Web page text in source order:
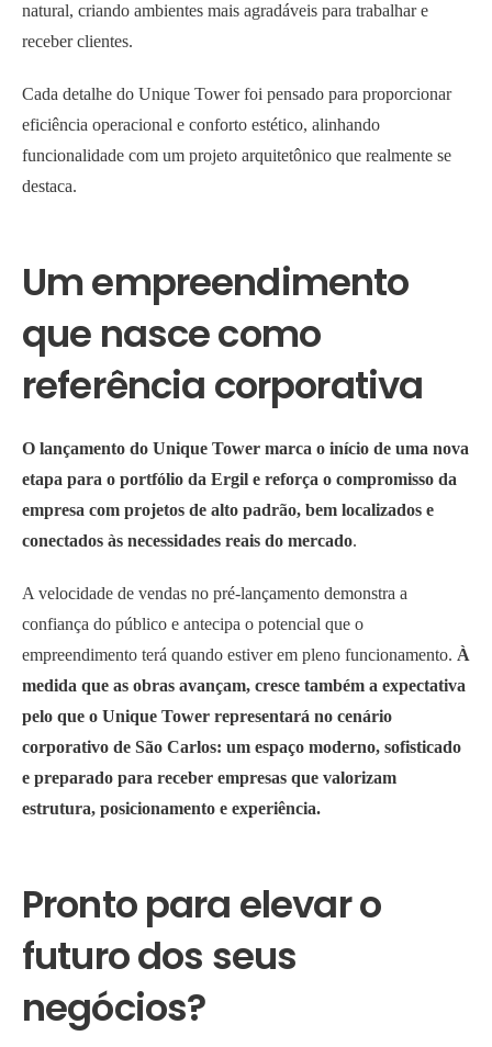
natural, criando ambientes mais agradáveis para trabalhar e
receber clientes.
Cada detalhe do Unique Tower foi pensado para proporcionar
eficiência operacional e conforto estético, alinhando
funcionalidade com um projeto arquitetônico que realmente se
destaca.
Um empreendimento
que nasce como
referência corporativa
O lançamento do Unique Tower marca o início de uma nova
etapa para o portfólio da Ergil e reforça o compromisso da
empresa com projetos de alto padrão, bem localizados e
conectados às necessidades reais do mercado.
A velocidade de vendas no pré-lançamento demonstra a
confiança do público e antecipa o potencial que o
empreendimento terá quando estiver em pleno funcionamento. À
medida que as obras avançam, cresce também a expectativa
pelo que o Unique Tower representará no cenário
corporativo de São Carlos: um espaço moderno, sofisticado
e preparado para receber empresas que valorizam
estrutura, posicionamento e experiência.
Pronto para elevar o
futuro dos seus
negócios?